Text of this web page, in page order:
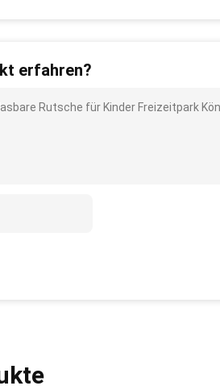
erfahren?
Rutsche für Kinder Freizeitpark